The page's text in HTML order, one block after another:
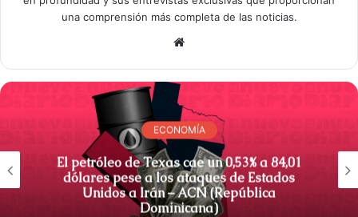
una comprensión más completa de las noticias.
t
o
w
e
b
ECONOMÍA
El petróleo de Texas cae un 0,53% a 84,01
dólares pese a los ataques de Estados
Unidos a Irán – ACN (República
Dominicana)